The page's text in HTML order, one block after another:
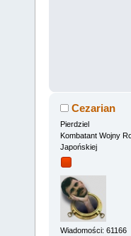
Cezarian
Pierdziel
Kombatant Wojny
Japońskiej
Wiadomości: 61166